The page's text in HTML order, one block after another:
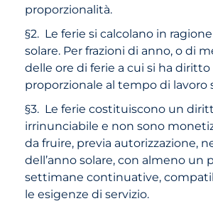
proporzionalità.
§2. Le ferie si calcolano in
solare. Per frazioni di anno, o di
delle ore di ferie a cui si ha diritto
proporzionale al tempo di lavoro
§3. Le ferie costituiscono un
irrinunciabile e non sono
da fruire, previa autorizzazione,
dell’anno solare, con almeno un
settimane continuative,
le esigenze di servizio.